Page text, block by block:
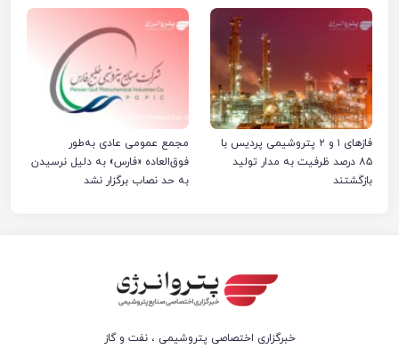
فازهای ۱ و ۲ پتروشیمی پردیس با
۸۵ درصد ظرفیت به مدار تولید
بازگشتند
مجمع عمومی عادی به‌طور
فوق‌العاده «فارس» به دلیل نرسیدن
به حد نصاب برگزار نشد
خبرگزاری اختصاصی پتروشیمی ، نفت و گاز